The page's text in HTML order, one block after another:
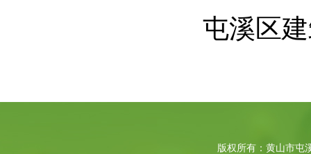
屯溪区
版权所有：黄山市